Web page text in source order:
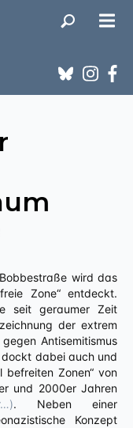
Zone“ entdeckt.
seit geraumer Zeit
der extrem
Antisemitismus
dockt dabei auch und
Zonen“ von
und 2000er Jahren
. Neben einer
Konzept